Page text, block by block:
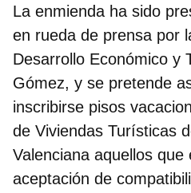
La enmienda ha sido
en rueda de prensa por
Desarrollo Económico y
Gómez, y se pretende
inscribirse pisos
de Viviendas Turísticas
Valenciana aquellos
aceptación de